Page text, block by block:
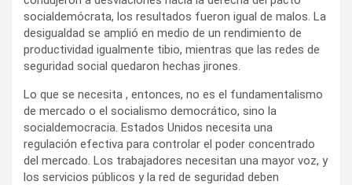
socialdemócrata, los resultados fueron igual de malos. La
desigualdad se amplió en medio de un rendimiento de
productividad igualmente tibio, mientras que las redes de
seguridad social quedaron hechas jirones.
Lo que se necesita , entonces, no es el fundamentalismo
de mercado o el socialismo democrático, sino la
socialdemocracia. Estados Unidos necesita una
regulación efectiva para controlar el poder concentrado
del mercado. Los trabajadores necesitan una mayor voz, y
los servicios públicos y la red de seguridad deben